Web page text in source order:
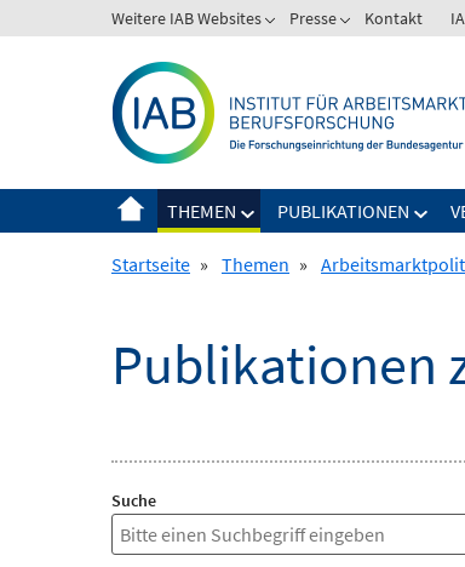
zum
Weitere IAB Websites Presse Kontakt
THEMEN PUBLIKATIONEN
Startseite » Themen »
Publikationen
Suche